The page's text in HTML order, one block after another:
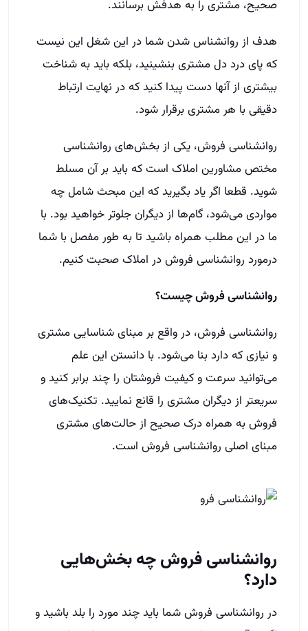
صحیح، مشتری را به هدفش برسانند.
هدف از روانشناس شدن شما در این شغل این نیست
که پای درد دل مشتری بنشینید، بلکه باید به شناخت
بیشتری از آنها دست پیدا کنید که در نهایت ارتباط
دقیقی با هر مشتری برقرار شود.
روانشناسی فروش، یکی از بخش‌های روانشناسی
مختص مشاورین املاک است که باید بر آن مسلط
شوید. قطعا اگر یاد بگیرید که این مبحث شامل چه
مواردی می‌شود، گام‌ها از دیگران جلوتر خواهید بود. با
ما در این مطلب همراه باشید تا به طور مفصل با شما
درمورد روانشناسی فروش در املاک صحبت کنیم.
روانشناسیفروشچیست؟
روانشناسی فروش، در واقع بر مبنای شناسایی مشتری
و نیازی که دارد بنا می‌شود. با دانستن این علم
می‌توانید سرعت و کیفیت فروشتان را چند برابر کنید و
سریعتر از دیگران مشتری را قانع نمایید. تکنیک‌های
فروش به همراه درک صحیح از حالت‌های مشتری
مبنای اصلی روانشناسی فروش است.
روانشناسیفروشچهبخش‌هایی
دارد؟
در روانشناسی فروش شما باید چند مورد را بلد باشید و